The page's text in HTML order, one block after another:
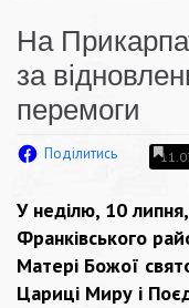
На
за
перемоги
Поділитись
У неділю, 10
Франківського
Матері Божої
Цариці Миру і